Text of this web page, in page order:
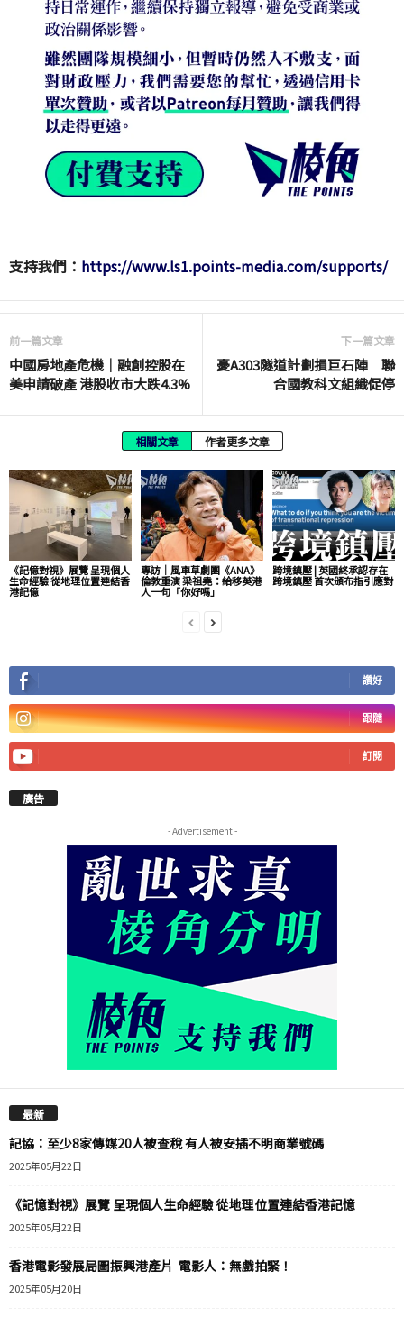
支持我們： https://www.ls1.points-media.com/supports/
前一篇文章
中國房地產危機｜融創控股在
美申請破產 港股收市大跌4.3%
下一篇文章
憂A303隧道計劃損巨石陣 聯
合國教科文組織促停
相關文章 作者更多文章
《記憶對視》展覽 呈現個人
生命經驗 從地理位置連結香
港記憶
專訪｜風車草劇團《ANA》
倫敦重演 梁祖堯：給移英港
人一句「你好嗎」
跨境鎮壓 | 英國終承認存在
跨境鎮壓 首次頒布指引應對
讚好
跟隨
訂閱
廣告
- Advertisement -
最新
記協：至少8家傳媒20人被查稅 有人被安插不明商業號碼
2025年05月22日
《記憶對視》展覽 呈現個人生命經驗 從地理位置連結香港記憶
2025年05月22日
香港電影發展局圖振興港產片 電影人：無戲拍緊！
2025年05月20日